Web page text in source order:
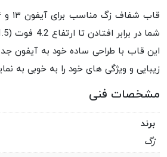
این قاب با طراحی ساده خود به آیفون
زیبایی و ویژگی های خود را به خوبی به
مشخصات فنی
برند
زگ